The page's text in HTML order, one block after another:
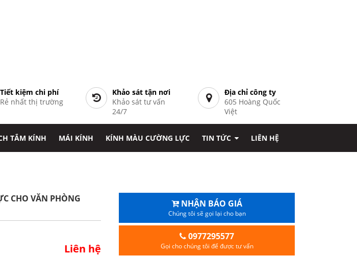
Tiết kiệm chi phí
Rẻ nhất thị trường
Khảo sát tận nơi
Khảo sát tư vấn
24/7
Địa chỉ công ty
605 Hoàng Quốc
Việt
TẮM KÍNH MÁI KÍNH KÍNH MÀU CƯỜNG LỰC TIN TỨC LIÊN HỆ
CHO VĂN PHÒNG
Liên hệ
NHẬN BÁO GIÁ
Chúng tôi sẽ gọi lại cho bạn
0977295577
Gọi cho chúng tôi để được tư vấn